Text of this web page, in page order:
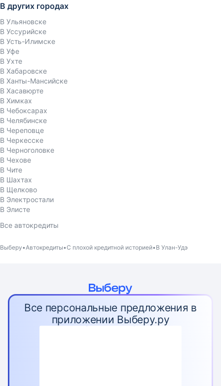
В других городах
В Ульяновске
В Уссурийске
В Усть-Илимске
В Уфе
В Ухте
В Хабаровске
В Ханты-Мансийске
В Хасавюрте
В Химках
В Чебоксарах
В Челябинске
В Череповце
В Черкесске
В Черноголовке
В Чехове
В Чите
В Шахтах
В Щелково
В Электростали
В Элисте
Все автокредиты
Выберу Автокредиты С плохой кредитной историей В Улан-Удэ
Все персональные предложения в
приложении Выберу.ру